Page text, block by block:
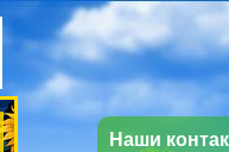
Наши